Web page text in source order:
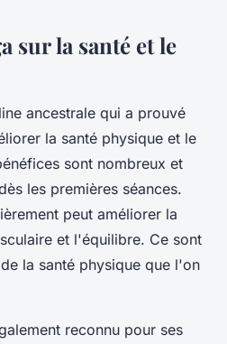
sur la santé et le
ancestrale qui a prouvé
la santé physique et le
sont nombreux et
les premières séances.
peut améliorer la
et l'équilibre. Ce sont
la santé physique que l'on
reconnu pour ses